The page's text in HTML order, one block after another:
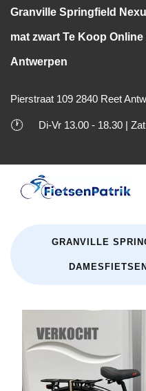
Granville Springfield
mat zwart Te Koop
Antwerpen
Pierstraat 109 2840 Reet
🕐 Di-Vr 13.00 - 18.30 |
GRANVILLE